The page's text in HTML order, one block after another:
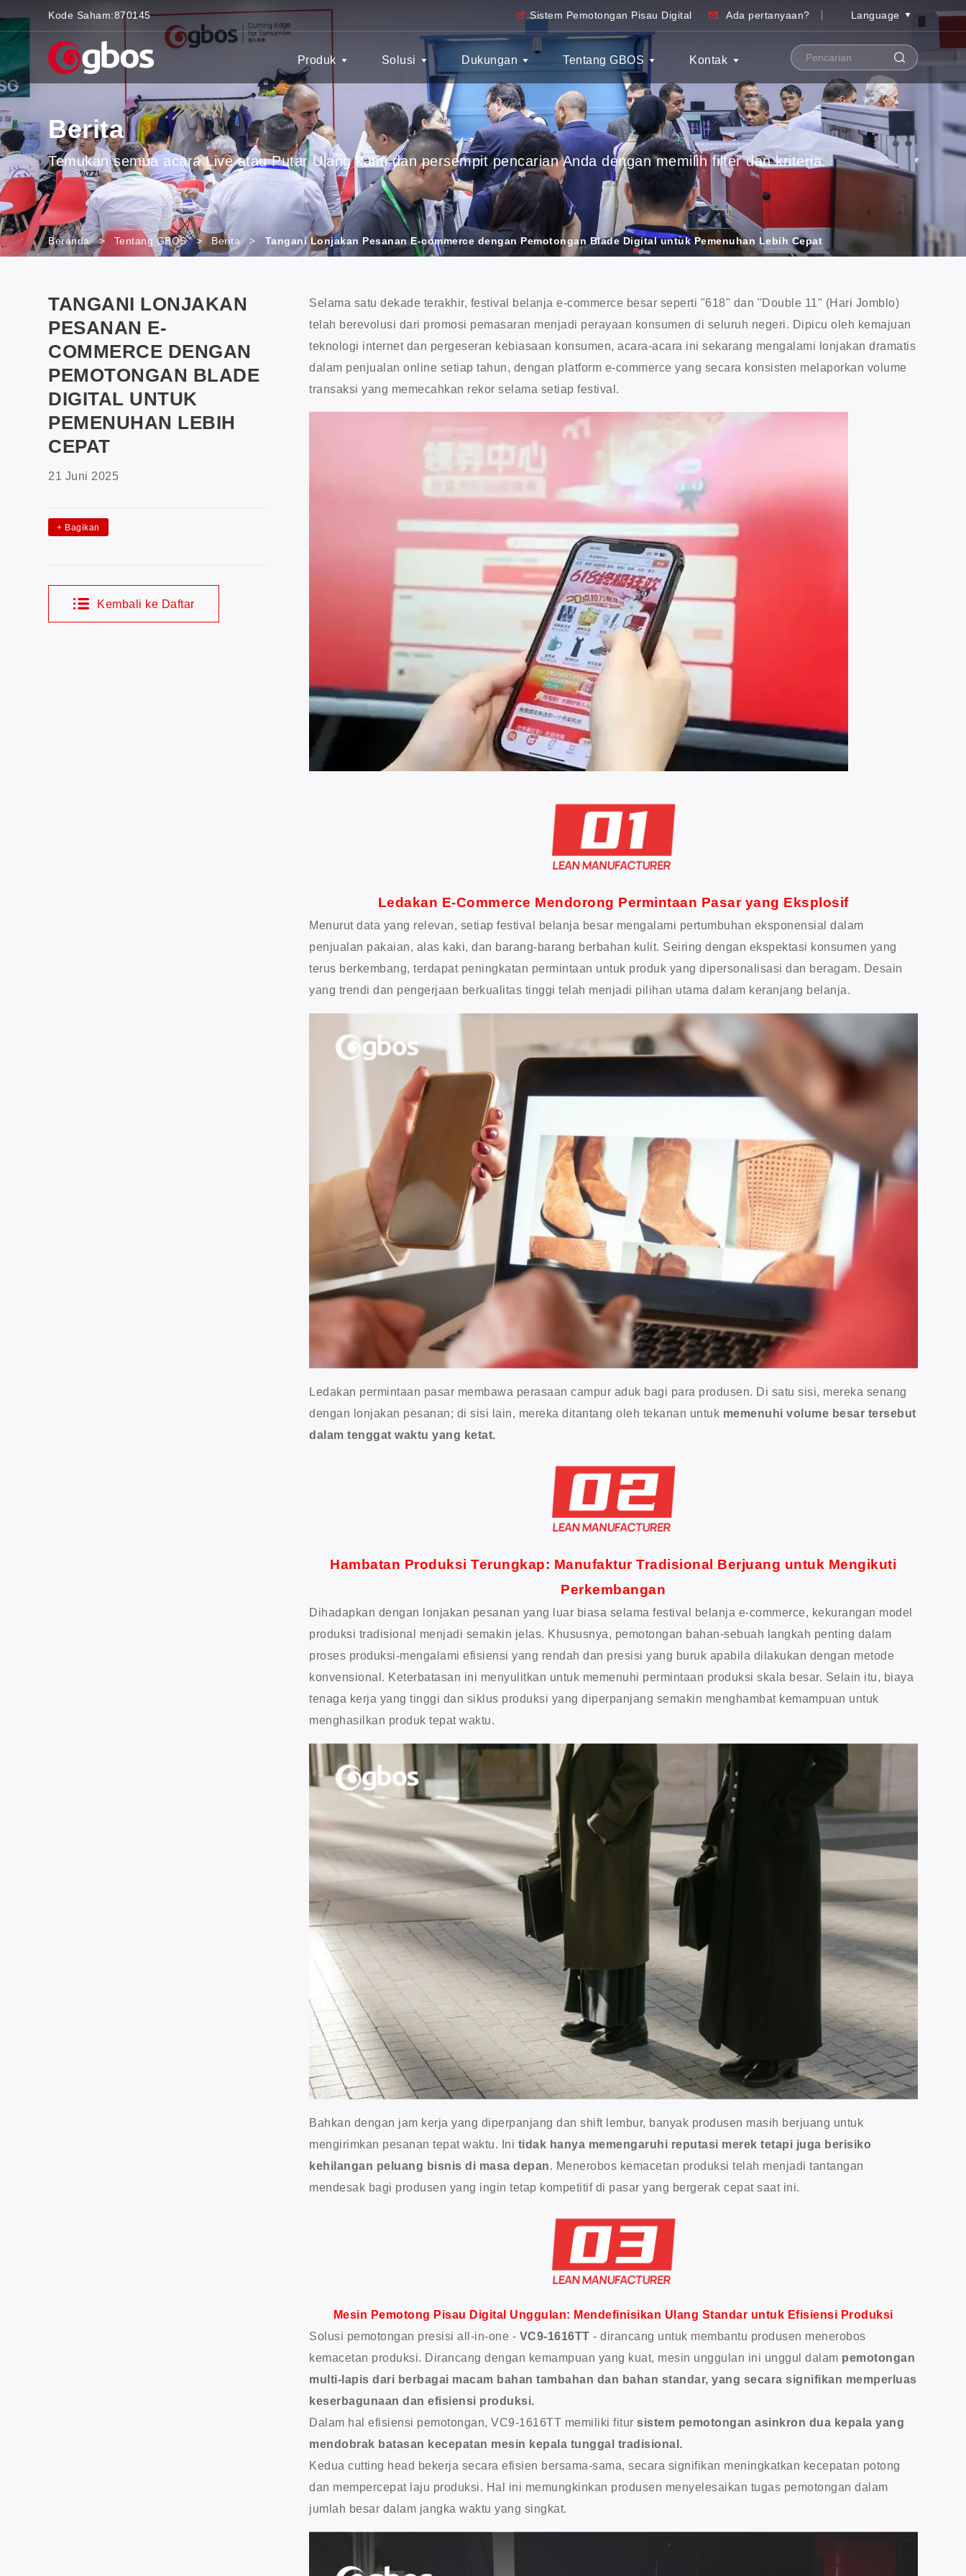
Kode Saham:870145 Sistem Pemotongan Pisau Digital Ada pertanyaan? Language
Produk Solusi Dukungan Tentang GBOS Kontak
Berita
Temukan semua acara Live atau Putar Ulang kami dan persempit pencarian Anda dengan memilih filter dan kriteria.
Beranda > Tentang GBOS > Berita > Tangani Lonjakan Pesanan E-commerce dengan Pemotongan Blade Digital untuk Pemenuhan Lebih Cepat
TANGANI LONJAKAN
PESANAN E-
COMMERCE DENGAN
PEMOTONGAN BLADE
DIGITAL UNTUK
PEMENUHAN LEBIH
CEPAT
21 Juni 2025
+ Bagikan
Kembali ke Daftar
Selama satu dekade terakhir, festival belanja e-commerce besar seperti "618" dan "Double 11" (Hari Jomblo)
telah berevolusi dari promosi pemasaran menjadi perayaan konsumen di seluruh negeri. Dipicu oleh kemajuan
teknologi internet dan pergeseran kebiasaan konsumen, acara-acara ini sekarang mengalami lonjakan dramatis
dalam penjualan online setiap tahun, dengan platform e-commerce yang secara konsisten melaporkan volume
transaksi yang memecahkan rekor selama setiap festival.
Ledakan E-Commerce Mendorong Permintaan Pasar yang Eksplosif
Menurut data yang relevan, setiap festival belanja besar mengalami pertumbuhan eksponensial dalam
penjualan pakaian, alas kaki, dan barang-barang berbahan kulit. Seiring dengan ekspektasi konsumen yang
terus berkembang, terdapat peningkatan permintaan untuk produk yang dipersonalisasi dan beragam. Desain
yang trendi dan pengerjaan berkualitas tinggi telah menjadi pilihan utama dalam keranjang belanja.
Ledakan permintaan pasar membawa perasaan campur aduk bagi para produsen. Di satu sisi, mereka senang
dengan lonjakan pesanan; di sisi lain, mereka ditantang oleh tekanan untuk memenuhi volume besar tersebut
dalam tenggat waktu yang ketat.
Hambatan Produksi Terungkap: Manufaktur Tradisional Berjuang untuk Mengikuti
Perkembangan
Dihadapkan dengan lonjakan pesanan yang luar biasa selama festival belanja e-commerce, kekurangan model
produksi tradisional menjadi semakin jelas. Khususnya, pemotongan bahan-sebuah langkah penting dalam
proses produksi-mengalami efisiensi yang rendah dan presisi yang buruk apabila dilakukan dengan metode
konvensional. Keterbatasan ini menyulitkan untuk memenuhi permintaan produksi skala besar. Selain itu, biaya
tenaga kerja yang tinggi dan siklus produksi yang diperpanjang semakin menghambat kemampuan untuk
menghasilkan produk tepat waktu.
Bahkan dengan jam kerja yang diperpanjang dan shift lembur, banyak produsen masih berjuang untuk
mengirimkan pesanan tepat waktu. Ini tidak hanya memengaruhi reputasi merek tetapi juga berisiko
kehilangan peluang bisnis di masa depan. Menerobos kemacetan produksi telah menjadi tantangan
mendesak bagi produsen yang ingin tetap kompetitif di pasar yang bergerak cepat saat ini.
Mesin Pemotong Pisau Digital Unggulan: Mendefinisikan Ulang Standar untuk Efisiensi Produksi
Solusi pemotongan presisi all-in-one - VC9-1616TT - dirancang untuk membantu produsen menerobos
kemacetan produksi. Dirancang dengan kemampuan yang kuat, mesin unggulan ini unggul dalam pemotongan
multi-lapis dari berbagai macam bahan tambahan dan bahan standar, yang secara signifikan memperluas
keserbagunaan dan efisiensi produksi.
Dalam hal efisiensi pemotongan, VC9-1616TT memiliki fitursistem pemotongan asinkron dua kepala yang
mendobrak batasan kecepatan mesin kepala tunggal tradisional.
Kedua cutting head bekerja secara efisien bersama-sama, secara signifikan meningkatkan kecepatan potong
dan mempercepat laju produksi. Hal ini memungkinkan produsen menyelesaikan tugas pemotongan dalam
jumlah besar dalam jangka waktu yang singkat.